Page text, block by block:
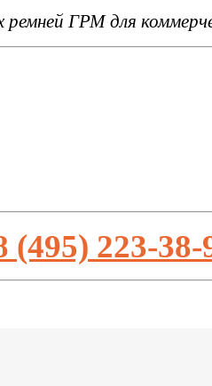
ГРМ для
(495) 223-38-